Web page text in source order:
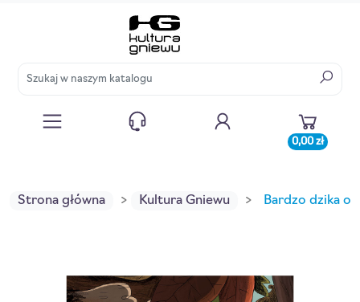
0,00 zł
Strona główna Kultura Gniewu Bardzo dzika